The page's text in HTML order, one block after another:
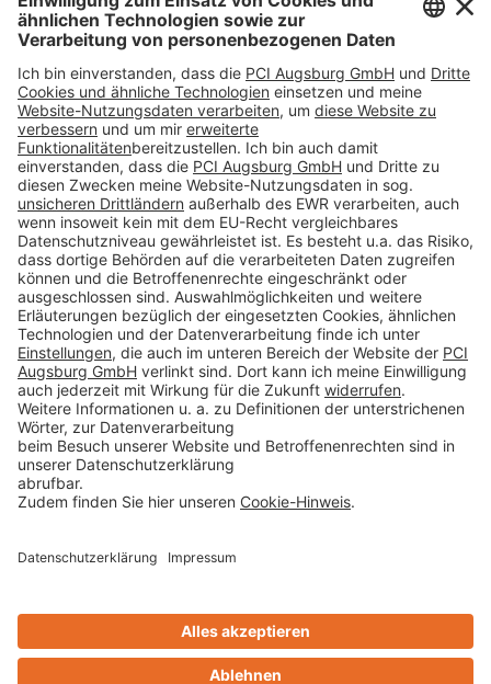
Impressum
Datenschutz
AGB
Rechtliche Hinweise
Cookie-Einstellungen öffnen
Betroffenenrechte
www.bimobject.com
Sika Deutschland - heinze.de
www.naturstein-datenbank.de
Technikchat